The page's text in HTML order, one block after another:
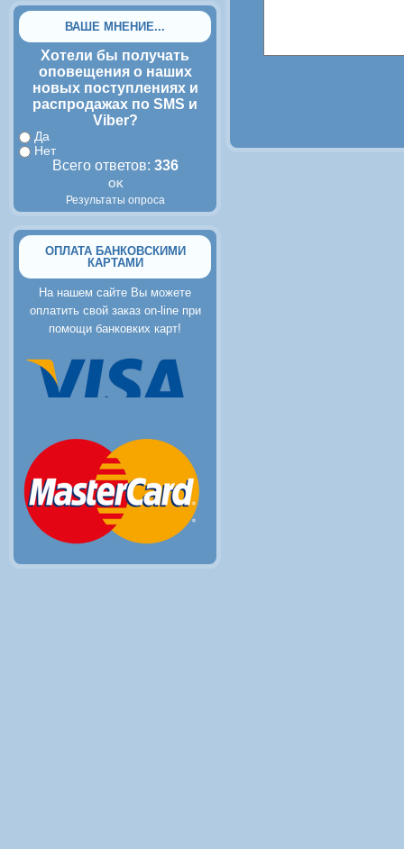
ВАШЕ МНЕНИЕ...
Хотели бы получать
оповещения о наших
новых поступлениях и
распродажах по SMS и
Viber?
Да
Нет
Всего ответов: 336
Результаты опроса
ОПЛАТА БАНКОВСКИМИ
КАРТАМИ
На нашем сайте Вы можете
оплатить свой заказ on-line при
помощи банковких карт!